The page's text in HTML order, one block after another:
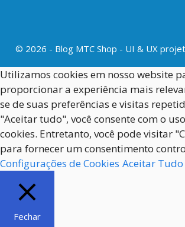
© 2026 - Blog MTC Shop - UI & UX
Utilizamos cookies em nosso website
proporcionar a experiência mais
se de suas preferências e visitas
"Aceitar tudo", você consente com o
cookies. Entretanto, você pode visitar
para fornecer um consentimento
Configurações de Cookies Aceitar Tudo
Fechar